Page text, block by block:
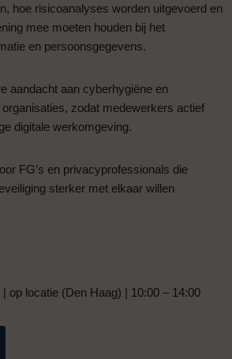
hoe risicoanalyses worden uitgevoerd en
mee moeten houden bij het
en persoonsgegevens.
aandacht aan cyberhygiëne en
zodat medewerkers actief
digitale werkomgeving.
FG’s en privacyprofessionals die
sterker met elkaar willen
op locatie (Den Haag) | 10:00 – 14:00